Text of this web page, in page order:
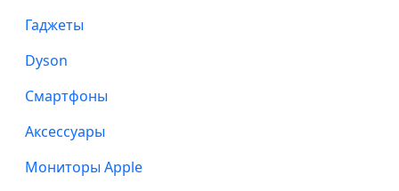
Гаджеты
Dyson
Смартфоны
Аксессуары
Мониторы Apple